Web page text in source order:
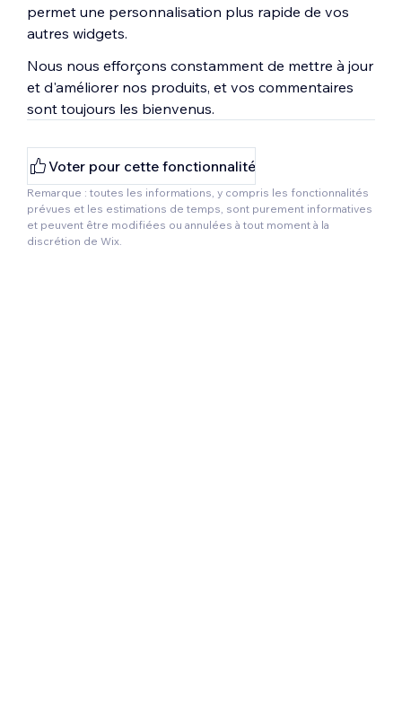
permet une personnalisation plus rapide de vos
autres widgets.
Nous nous efforçons constamment de mettre à jour
et d'améliorer nos produits, et vos commentaires
sont toujours les bienvenus.
Voter pour cette fonctionnalité
Remarque : toutes les informations, y compris les fonctionnalités
prévues et les estimations de temps, sont purement informatives
et peuvent être modifiées ou annulées à tout moment à la
discrétion de Wix.